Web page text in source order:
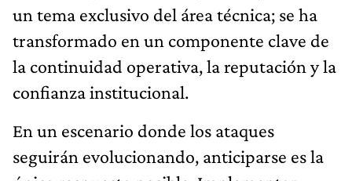
un tema exclusivo del área técnica; se ha
transformado en un componente clave de
la continuidad operativa, la reputación y la
confianza institucional.
En un escenario donde los ataques
seguirán evolucionando, anticiparse es la